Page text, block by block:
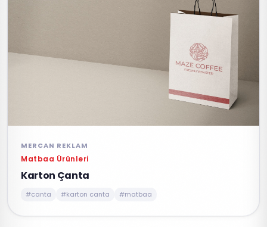
MERCAN REKLAM
Matbaa Ürünleri
Karton Çanta
#canta #karton canta #matbaa